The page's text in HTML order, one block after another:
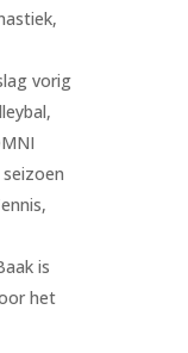
vorig
is
het